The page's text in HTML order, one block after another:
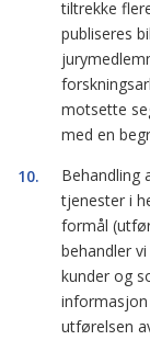
tiltrekke
publiseres
motsette
med en
Behandling
tjenester i
formål
behandler
kunder og
informasjon
utførelsen